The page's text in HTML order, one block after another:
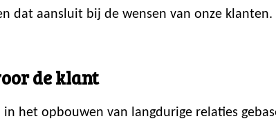
dat aansluit bij de wensen van onze klanten.
de klant
het opbouwen van langdurige relaties